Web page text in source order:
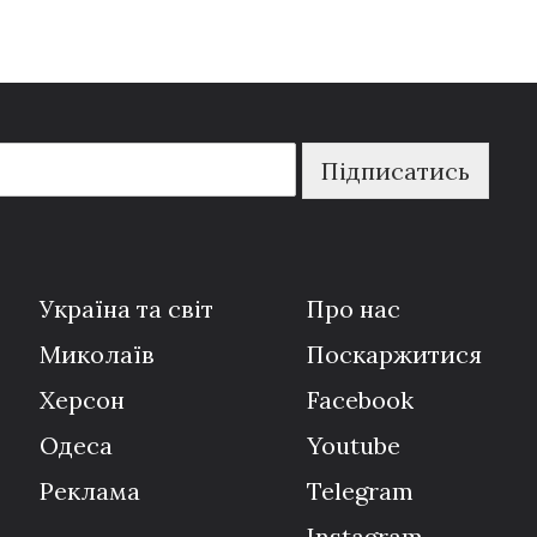
Підписатись
Україна та світ
Миколаїв
Херсон
Одеса
Реклама
Про нас
Поскаржитися
Facebook
Youtube
Telegram